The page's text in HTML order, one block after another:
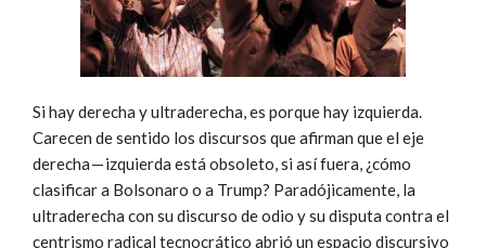
Si hay derecha y ultraderecha, es porque hay izquierda.
Carecen de sentido los discursos que afirman que el eje
derecha — izquierda está obsoleto, si así fuera, ¿cómo
clasificar a Bolsonaro o a Trump? Paradójicamente, la
ultraderecha con su discurso de odio y su disputa contra el
centrismo radical tecnocrático abrió un espacio discursivo